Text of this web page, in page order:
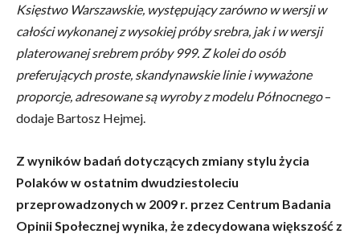
Księstwo Warszawskie, występujący zarówno w wersji w
całości wykonanej z wysokiej próby srebra, jak i w wersji
platerowanej srebrem próby 999. Z kolei do osób
preferujących proste, skandynawskie linie i wyważone
proporcje, adresowane są wyroby z modelu Północnego–
dodaje Bartosz Hejmej.
Z wyników badań dotyczących zmiany stylu życia
Polaków w ostatnim dwudziestoleciu
przeprowadzonych w 2009 r. przez Centrum Badania
Opinii Społecznej wynika, że zdecydowana większość z